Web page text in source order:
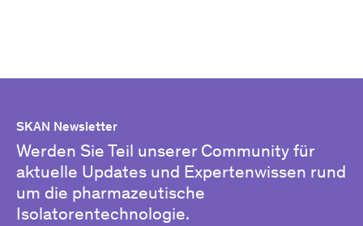
SKAN Newsletter
Werden Sie Teil unserer Community für
aktuelle Updates und Expertenwissen rund
um die pharmazeutische
Isolatorentechnologie.